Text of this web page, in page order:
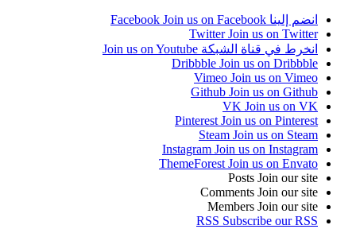
انضم إلينا Facebook Join us on Facebook
Twitter Join us on Twitter
انخرط في قناة الشبكة Join us on Youtube
Dribbble Join us on Dribbble
Vimeo Join us on Vimeo
Github Join us on Github
VK Join us on VK
Pinterest Join us on Pinterest
Steam Join us on Steam
Instagram Join us on Instagram
ThemeForest Join us on Envato
Posts Join our site
Comments Join our site
Members Join our site
RSS Subscribe our RSS